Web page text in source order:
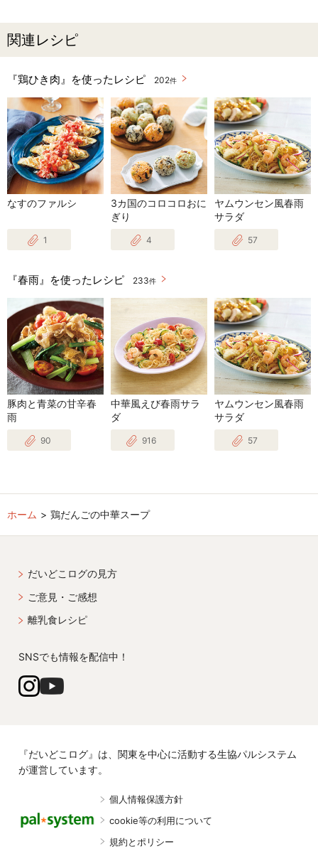
関連レシピ
『鶏ひき肉』を使ったレシピ 202件
なすのファルシ
1
3カ国のコロコロおに
ぎり
4
ヤムウンセン風春雨
サラダ
57
『春雨』を使ったレシピ 233件
豚肉と青菜の甘辛春
雨
90
中華風えび春雨サラ
ダ
916
ヤムウンセン風春雨
サラダ
57
ホーム 鶏だんごの中華スープ
だいどこログの見方
ご意見・ご感想
離乳食レシピ
SNSでも情報を配信中！
『だいどこログ』は、関東を中心に活動する生協パルシステム
が運営しています。
個人情報保護方針
cookie等の利用について
規約とポリシー